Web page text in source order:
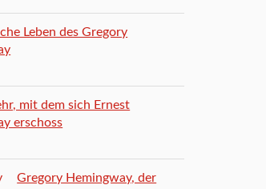
Leben des Gregory
mit dem sich Ernest
erschoss
Gregory Hemingway, der